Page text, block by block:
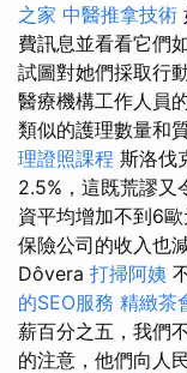
之家 中醫推拿技術
費訊息並看看它們
試圖對她們採取行
醫療機構工作人員
類似的護理數量和
理證照課程 斯洛伐
2.5%，這既荒謬又
資平均增加不到6歐
保險公司的收入也
Dôvera 打掃阿姨
的SEO服務 精緻茶
薪百分之五，我們
的注意，他們向人